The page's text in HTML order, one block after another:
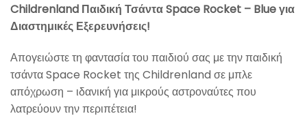
Childrenland Παιδική Τσάντα Space Rocket – Blue για
Διαστημικές Εξερευνήσεις!
Απογειώστε τη φαντασία του παιδιού σας με την παιδική
τσάντα Space Rocket της Childrenland σε μπλε
απόχρωση – ιδανική για μικρούς αστροναύτες που
λατρεύουν την περιπέτεια!